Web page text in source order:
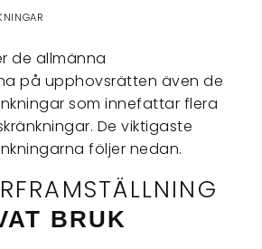
de allmänna
på upphovsrätten även de
som innefattar flera
De viktigaste
följer nedan.
BRUK